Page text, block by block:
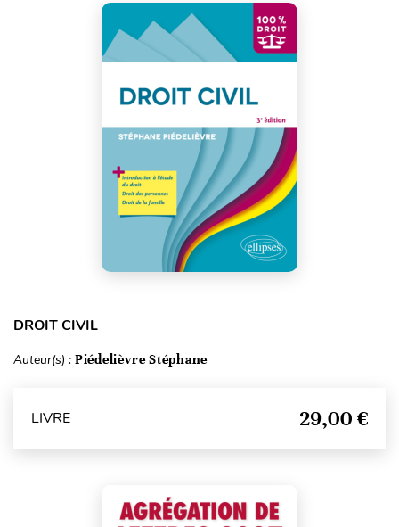
DROIT CIVIL
Auteur(s) : Piédelièvre Stéphane
LIVRE 29,00 €